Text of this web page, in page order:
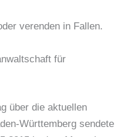
verenden in Fallen.
für
über die aktuellen
Württemberg sendete